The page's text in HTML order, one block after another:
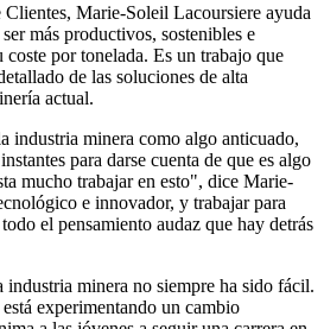
Marie-Soleil Lacoursiere ayuda
más productivos, sostenibles e
por tonelada. Es un trabajo que
de las soluciones de alta
actual.
industria minera como algo anticuado,
para darse cuenta de que es algo
mucho trabajar en esto", dice Marie-
e innovador, y trabajar para
el pensamiento audaz que hay detrás
industria minera no siempre ha sido fácil.
experimentando un cambio